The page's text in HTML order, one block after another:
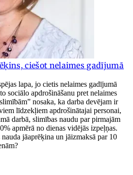
ciešot nelaimes gadījumā
lapa, jo cietis nelaimes gadījumā
sociālo apdrošināšanu pret nelaimes
nosaka, ka darba devējam ir
līdzekļiem apdrošinātajai personai,
darbā, slimības naudu par pirmajām
apmērā no dienas vidējās izpeļņas.
jāaprēķina un jāizmaksā par 10